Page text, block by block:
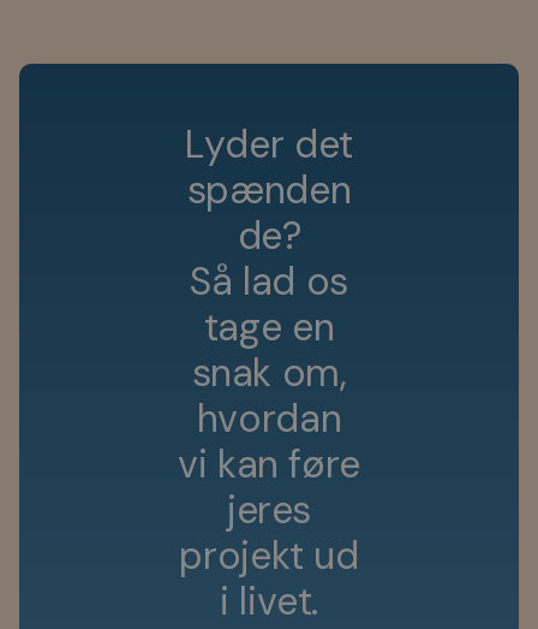
Lyder det
spænden
de?
Så lad os
tage en
snak om,
hvordan
vi kan føre
jeres
projekt ud
i livet.